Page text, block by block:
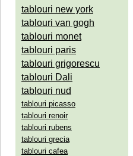
tablouri new york
tablouri van gogh
tablouri monet
tablouri paris
tablouri grigorescu
tablouri Dali
tablouri nud
tablouri picasso
tablouri renoir
tablouri rubens
tablouri grecia
tablouri cafea